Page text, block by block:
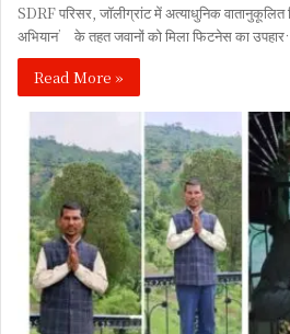
SDRF परिसर, जॉलीग्रांट में अत्याधुनिक
अभियान’ के तहत जवानों को मिला फिटनेस का
Read More »